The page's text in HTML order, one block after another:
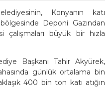
Konyanın katı
Deponi Gazından
çalışmaları büyük bir hızla
Başkanı Tahir Akyürek,
günlük ortalama bin
400 bin ton katı atığın